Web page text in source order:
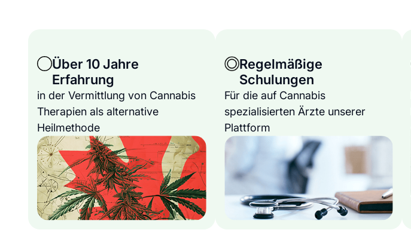
Über 10 Jahre
Erfahrung
in der Vermittlung von Cannabis
Therapien als alternative
Heilmethode
Regelmäßige
Schulungen
Für die auf Cannabis
spezialisierten Ärzte unserer
Plattform